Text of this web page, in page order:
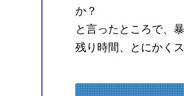
か？
と言ったところで、
残り時間、とにかく